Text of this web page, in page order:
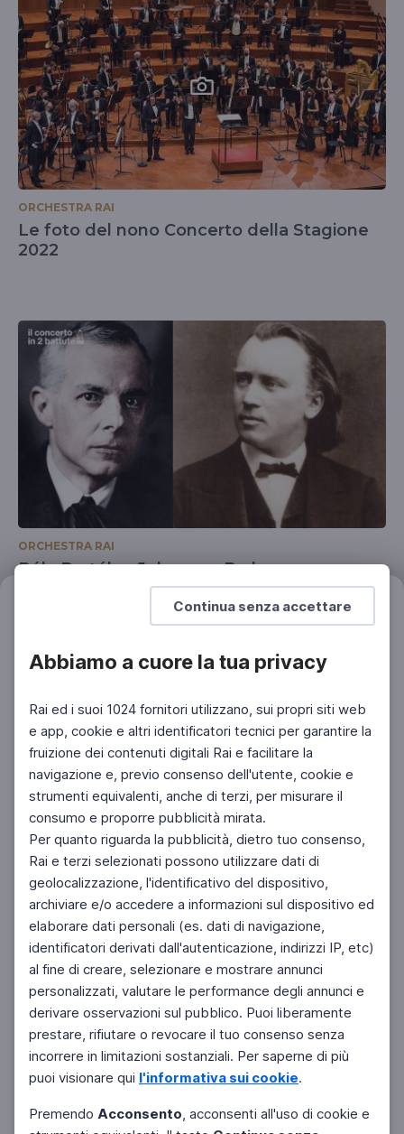
Continua senza accettare
Abbiamo a cuore la tua privacy
Rai ed i suoi 1024 fornitori utilizzano, sui propri siti web
e app, cookie e altri identificatori tecnici per garantire la
fruizione dei contenuti digitali Rai e facilitare la
navigazione e, previo consenso dell'utente, cookie e
strumenti equivalenti, anche di terzi, per misurare il
consumo e proporre pubblicità mirata.
Per quanto riguarda la pubblicità, dietro tuo consenso,
Rai e terzi selezionati possono utilizzare dati di
geolocalizzazione, l'identificativo del dispositivo,
archiviare e/o accedere a informazioni sul dispositivo ed
elaborare dati personali (es. dati di navigazione,
identificatori derivati dall'autenticazione, indirizzi IP, etc)
al fine di creare, selezionare e mostrare annunci
personalizzati, valutare le performance degli annunci e
derivare osservazioni sul pubblico. Puoi liberamente
prestare, rifiutare o revocare il tuo consenso senza
incorrere in limitazioni sostanziali. Per saperne di più
puoi visionare qui l'informativa sui cookie.
Premendo Acconsento, acconsenti all'uso di cookie e
ORCHESTRA RAI
Le foto del nono Concerto della Stagione
2022
ORCHESTRA RAI
Béla Bartók e Johannes Brahms
Il concerto in 2 battute
Facebook Instagram Twitter